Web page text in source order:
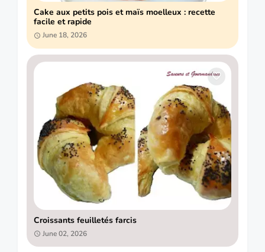
Cake aux petits pois et maïs moelleux : recette
facile et rapide
June 18, 2026
Croissants feuilletés farcis
June 02, 2026